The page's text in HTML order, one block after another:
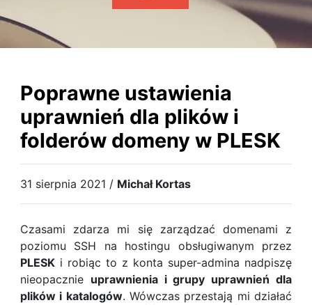
HOSTING
Poprawne ustawienia
uprawnień dla plików i
folderów domeny w PLESK
31 sierpnia 2021 / Michał Kortas
Czasami zdarza mi się zarządzać domenami z
poziomu SSH na hostingu obsługiwanym przez
PLESKi robiąc to z konta super-admina nadpiszę
nieopacznie uprawnienia i grupy uprawnień dla
plików i katalogów. Wówczas przestają mi działać